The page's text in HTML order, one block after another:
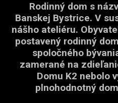
Rodinný dom s
Banskej Bystrice. V
nášho ateliéru.
postavený rodinný
spoločného
zamerané na
Domu K2 nebolo
plnohodnotný